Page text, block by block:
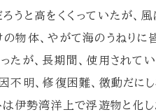
うと高をくくっていたが、
物体、やがて海のうねりに
たが、長期間、使用されて
不明、修復困難、微動だに
は伊勢湾洋上で浮遊物と化